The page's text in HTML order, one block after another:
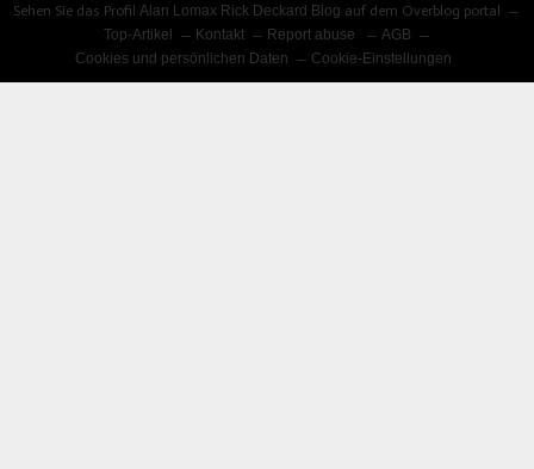
Sehen Sie das ProfilAlan Lomax Rick Deckard Blog auf dem Overblog portal
Top-Artikel
Kontakt Report abuse
AGB
Cookies und persönlichen Daten
Cookie-Einstellungen